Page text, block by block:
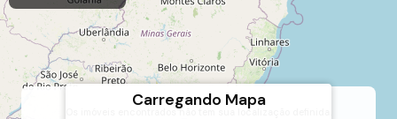
Carregando Mapa
Os imóveis encontrados não tem sua localização definida.